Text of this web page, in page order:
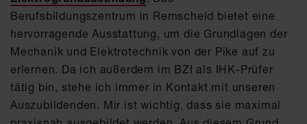
Berufsbildungszentrum in Remscheid bietet eine
hervorragende Ausstattung, um die Grundlagen der
Mechanik und Elektrotechnik von der Pike auf zu
erlernen. Da ich außerdem im BZI als IHK-Prüfer
tätig bin, stehe ich immer in Kontakt mit unseren
Auszubildenden. Mir ist wichtig, dass sie maximal